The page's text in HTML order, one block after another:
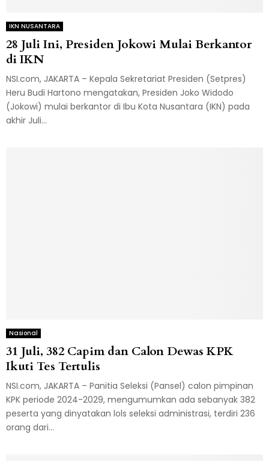
IKN NUSANTARA
28 Juli Ini, Presiden Jokowi Mulai Berkantor
di IKN
NSI.com, JAKARTA – Kepala Sekretariat Presiden (Setpres)
Heru Budi Hartono mengatakan, Presiden Joko Widodo
(Jokowi) mulai berkantor di Ibu Kota Nusantara (IKN) pada
akhir Juli...
Nasional
31 Juli, 382 Capim dan Calon Dewas KPK
Ikuti Tes Tertulis
NSI.com, JAKARTA – Panitia Seleksi (Pansel) calon pimpinan
KPK periode 2024-2029, mengumumkan ada sebanyak 382
peserta yang dinyatakan lols seleksi administrasi, terdiri 236
orang dari...